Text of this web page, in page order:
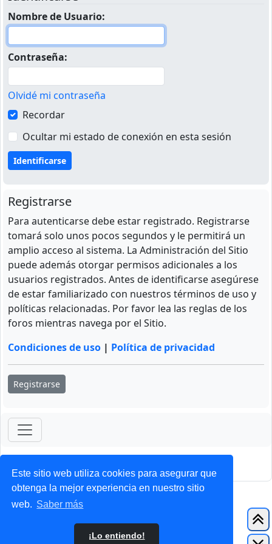
Este sitio web utiliza cookies para asegurar que
obtenga la mejor experiencia en nuestro sitio
web. Saber más
¡Lo entiendo!
Nombre de Usuario:
Contraseña:
Olvidé mi contraseña
Recordar
Ocultar mi estado de conexión en esta sesión
Registrarse
Para autenticarse debe estar registrado. Registrarse
tomará solo unos pocos segundos y le permitirá un
amplio acceso al sistema. La Administración del Sitio
puede además otorgar permisos adicionales a los
usuarios registrados. Antes de identificarse asegúrese
de estar familiarizado con nuestros términos de uso y
políticas relacionadas. Por favor lea las reglas de los
foros mientras navega por el Sitio.
Condiciones de uso | Política de privacidad
Registrarse
ForoClub 2025
Privacidad| Condiciones